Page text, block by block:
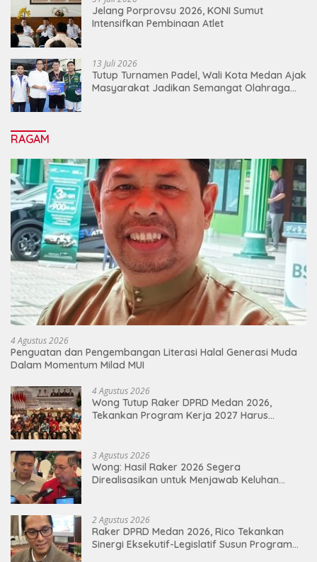
Jelang Porprovsu 2026, KONI Sumut
Intensifkan Pembinaan Atlet
13 Juli 2026
Tutup Turnamen Padel, Wali Kota Medan Ajak
Masyarakat Jadikan Semangat Olahraga
RAGAM
4 Agustus 2026
Penguatan dan Pengembangan Literasi Halal Generasi Muda
Dalam Momentum Milad MUI
4 Agustus 2026
Wong Tutup Raker DPRD Medan 2026,
Tekankan Program Kerja 2027 Harus
3 Agustus 2026
Wong: Hasil Raker 2026 Segera
Direalisasikan untuk Menjawab Keluhan
2 Agustus 2026
Raker DPRD Medan 2026, Rico Tekankan
Sinergi Eksekutif-Legislatif Susun Program